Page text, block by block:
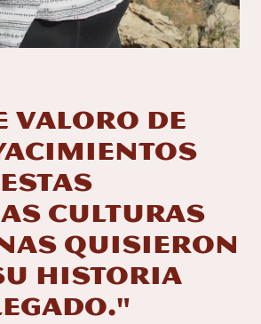
valoro de
culturas
quisieron
historia